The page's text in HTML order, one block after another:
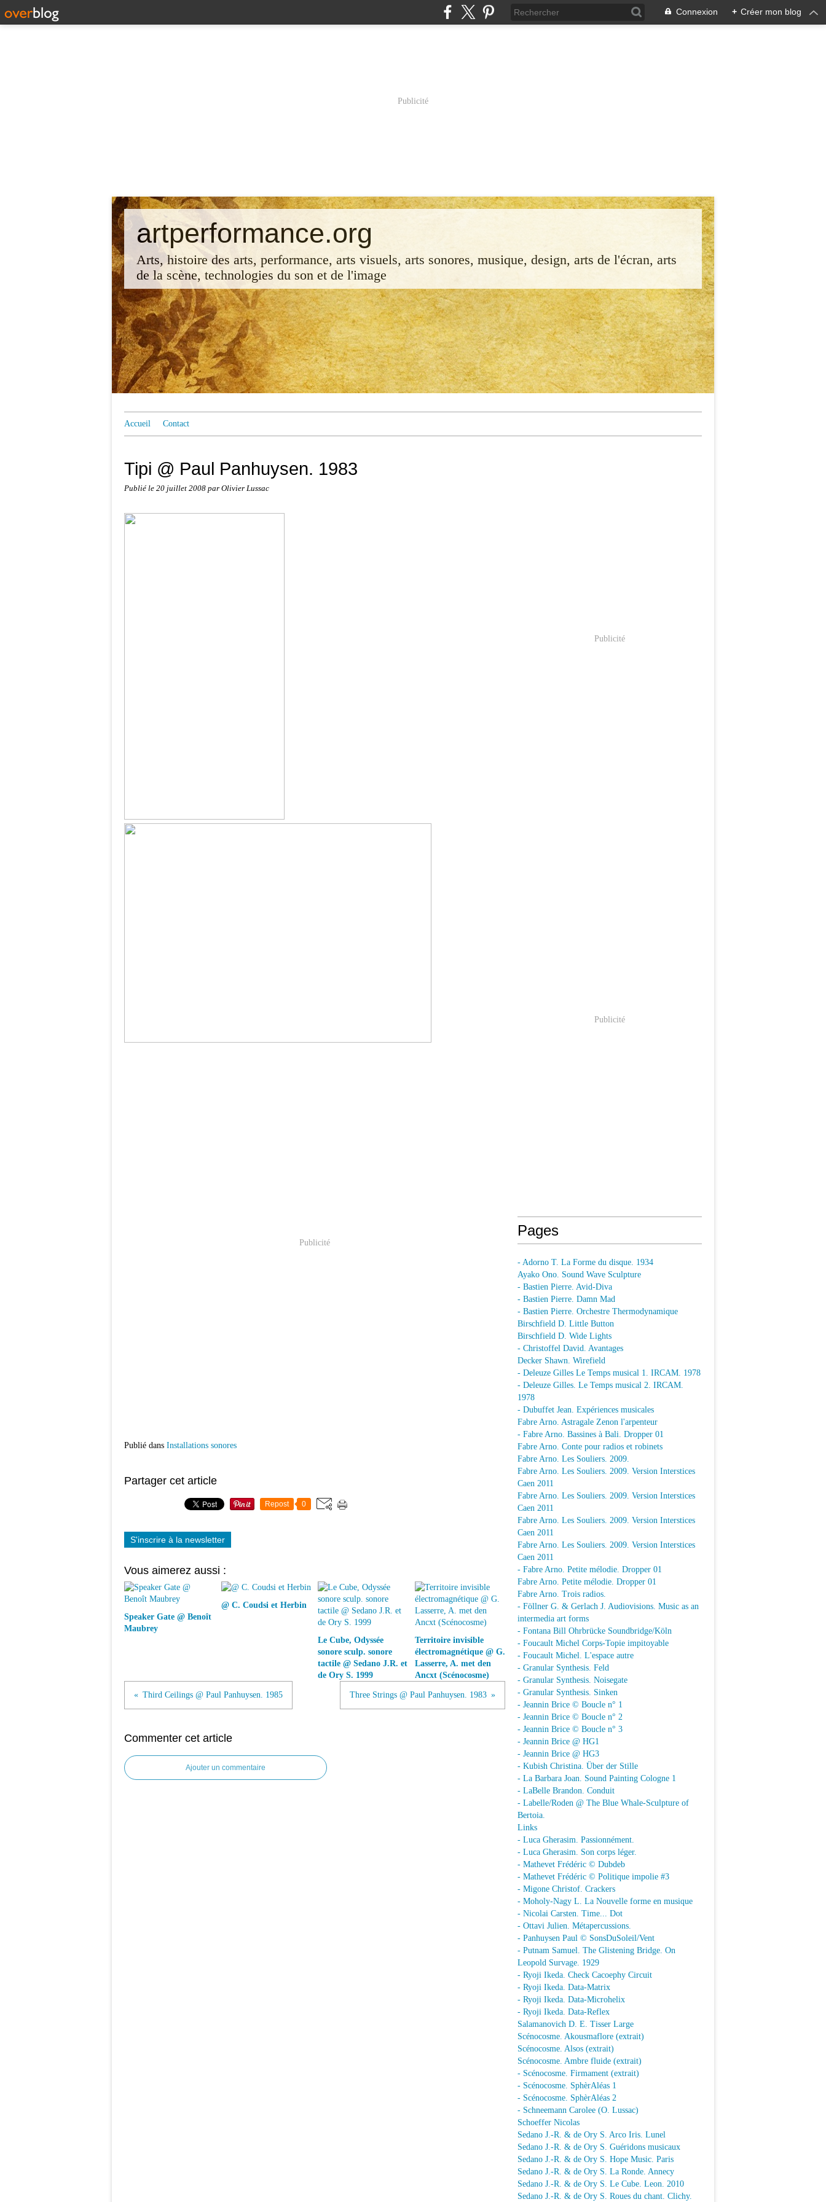
Connexion + Créer mon blog
Publicité
artperformance.org
Arts, histoire des arts, performance, arts visuels, arts sonores, musique, design, arts de l'écran, arts
de la scène, technologies du son et de l'image
Accueil Contact
Tipi @ Paul Panhuysen. 1983
Publié le 20 juillet 2008 par Olivier Lussac
Publicité
Publié dans Installations sonores
Partager cet article
Repost 0
S'inscrire à la newsletter
Vous aimerez aussi :
Speaker Gate @ Benoît
Maubrey
@ C. Coudsi et Herbin
Le Cube, Odyssée
sonore sculp. sonore
tactile @ Sedano J.R. et
de Ory S. 1999
Territoire invisible
électromagnétique @ G.
Lasserre, A. met den
Ancxt (Scénocosme)
Third Ceilings @ Paul Panhuysen. 1985 Three Strings @ Paul Panhuysen. 1983
Commenter cet article
Ajouter un commentaire
Publicité
Publicité
Pages
- Adorno T. La Forme du disque. 1934
Ayako Ono. Sound Wave Sculpture
- Bastien Pierre. Avid-Diva
- Bastien Pierre. Damn Mad
- Bastien Pierre. Orchestre Thermodynamique
Birschfield D. Little Button
Birschfield D. Wide Lights
- Christoffel David. Avantages
Decker Shawn. Wirefield
- Deleuze Gilles Le Temps musical 1. IRCAM. 1978
- Deleuze Gilles. Le Temps musical 2. IRCAM.
1978
- Dubuffet Jean. Expériences musicales
Fabre Arno. Astragale Zenon l'arpenteur
- Fabre Arno. Bassines à Bali. Dropper 01
Fabre Arno. Conte pour radios et robinets
Fabre Arno. Les Souliers. 2009.
Fabre Arno. Les Souliers. 2009. Version Interstices
Caen 2011
Fabre Arno. Les Souliers. 2009. Version Interstices
Caen 2011
Fabre Arno. Les Souliers. 2009. Version Interstices
Caen 2011
Fabre Arno. Les Souliers. 2009. Version Interstices
Caen 2011
- Fabre Arno. Petite mélodie. Dropper 01
Fabre Arno. Petite mélodie. Dropper 01
Fabre Arno. Trois radios.
- Föllner G. & Gerlach J. Audiovisions. Music as an
intermedia art forms
- Fontana Bill Ohrbrücke Soundbridge/Köln
- Foucault Michel Corps-Topie impitoyable
- Foucault Michel. L'espace autre
- Granular Synthesis. Feld
- Granular Synthesis. Noisegate
- Granular Synthesis. Sinken
- Jeannin Brice © Boucle n° 1
- Jeannin Brice © Boucle n° 2
- Jeannin Brice © Boucle n° 3
- Jeannin Brice @ HG1
- Jeannin Brice @ HG3
- Kubish Christina. Über der Stille
- La Barbara Joan. Sound Painting Cologne 1
- LaBelle Brandon. Conduit
- Labelle/Roden @ The Blue Whale-Sculpture of
Bertoia.
Links
- Luca Gherasim. Passionnément.
- Luca Gherasim. Son corps léger.
- Mathevet Frédéric © Dubdeb
- Mathevet Frédéric © Politique impolie #3
- Migone Christof. Crackers
- Moholy-Nagy L. La Nouvelle forme en musique
- Nicolai Carsten. Time... Dot
- Ottavi Julien. Métapercussions.
- Panhuysen Paul © SonsDuSoleil/Vent
- Putnam Samuel. The Glistening Bridge. On
Leopold Survage. 1929
- Ryoji Ikeda. Check Cacoephy Circuit
- Ryoji Ikeda. Data-Matrix
- Ryoji Ikeda. Data-Microhelix
- Ryoji Ikeda. Data-Reflex
Salamanovich D. E. Tisser Large
Scénocosme. Akousmaflore (extrait)
Scénocosme. Alsos (extrait)
Scénocosme. Ambre fluide (extrait)
- Scénocosme. Firmament (extrait)
- Scénocosme. SphèrAléas 1
- Scénocosme. SphèrAléas 2
- Schneemann Carolee (O. Lussac)
Schoeffer Nicolas
Sedano J.-R. & de Ory S. Arco Iris. Lunel
Sedano J.-R. & de Ory S. Guéridons musicaux
Sedano J.-R. & de Ory S. Hope Music. Paris
Sedano J.-R. & de Ory S. La Ronde. Annecy
Sedano J.-R. & de Ory S. Le Cube. Leon. 2010
Sedano J.-R. & de Ory S. Roues du chant. Clichy.